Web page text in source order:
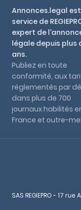
Annonces.legal
service de
expert de
légale depuis plus
ans.
Publiez en toute
conformité, aux
réglementés par
dans plus de 700
journaux habilités
France et outre-
SAS REGIEPRO - 17